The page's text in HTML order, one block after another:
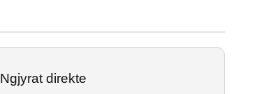
Ngjyrat direkte